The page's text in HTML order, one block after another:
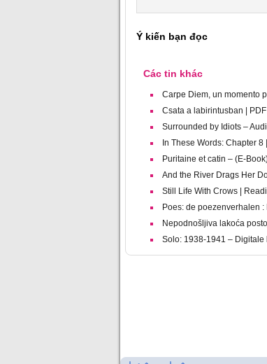
Ý kiến bạn đọc
Các tin khác
Carpe Diem, un momento
Csata a labirintusban |
Surrounded by Idiots –
In These Words: Chapter
Puritaine et catin – (E-
And the River Drags Her
Still Life With Crows |
Poes: de poezenverhalen
Nepodnošljiva lakoća
Solo: 1938-1941 –